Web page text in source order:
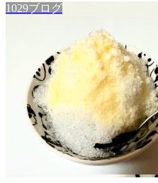
1029ブログ